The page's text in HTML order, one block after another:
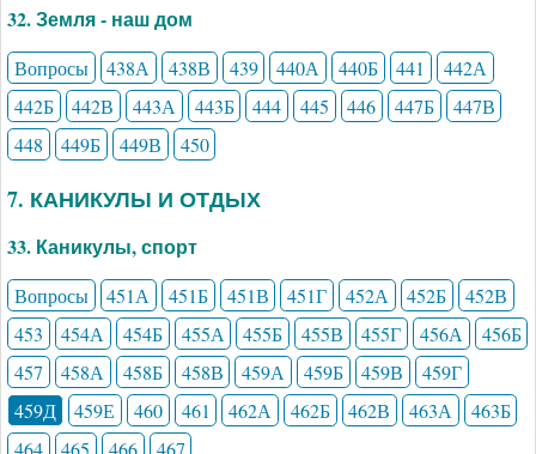
32. Земля - наш дом
Вопросы 438А 438В 439 440А 440Б 441
442А
442Б
442В 443А 443Б 444 445 446 447Б
447В
448
449Б 449В 450
7. КАНИКУЛЫ И ОТДЫХ
33. Каникулы, спорт
Вопросы 451А 451Б 451В 451Г 452А 452Б
452В
453
454А 454Б 455А 455Б 455В 455Г 456А
456Б
457
458А 458Б 458В 459А 459Б 459В
459Г
459Д
459Е 460 461 462А 462Б 462В 463А
463Б
464
465 466 467